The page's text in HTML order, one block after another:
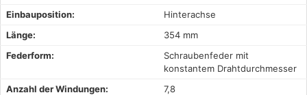
Einbauposition:
Hinterachse
Länge:
354 mm
Federform:
Schraubenfeder mit
konstantem Drahtdurchmesser
Anzahl der Windungen:
7,8